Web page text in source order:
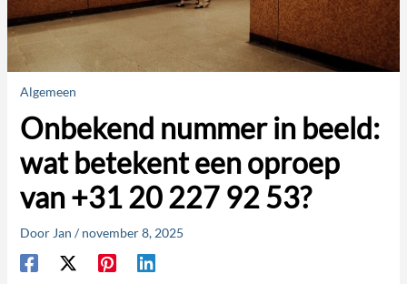
Algemeen
Onbekend nummer in beeld:
wat betekent een oproep
van +31 20 227 92 53?
Door Jan /november 8, 2025